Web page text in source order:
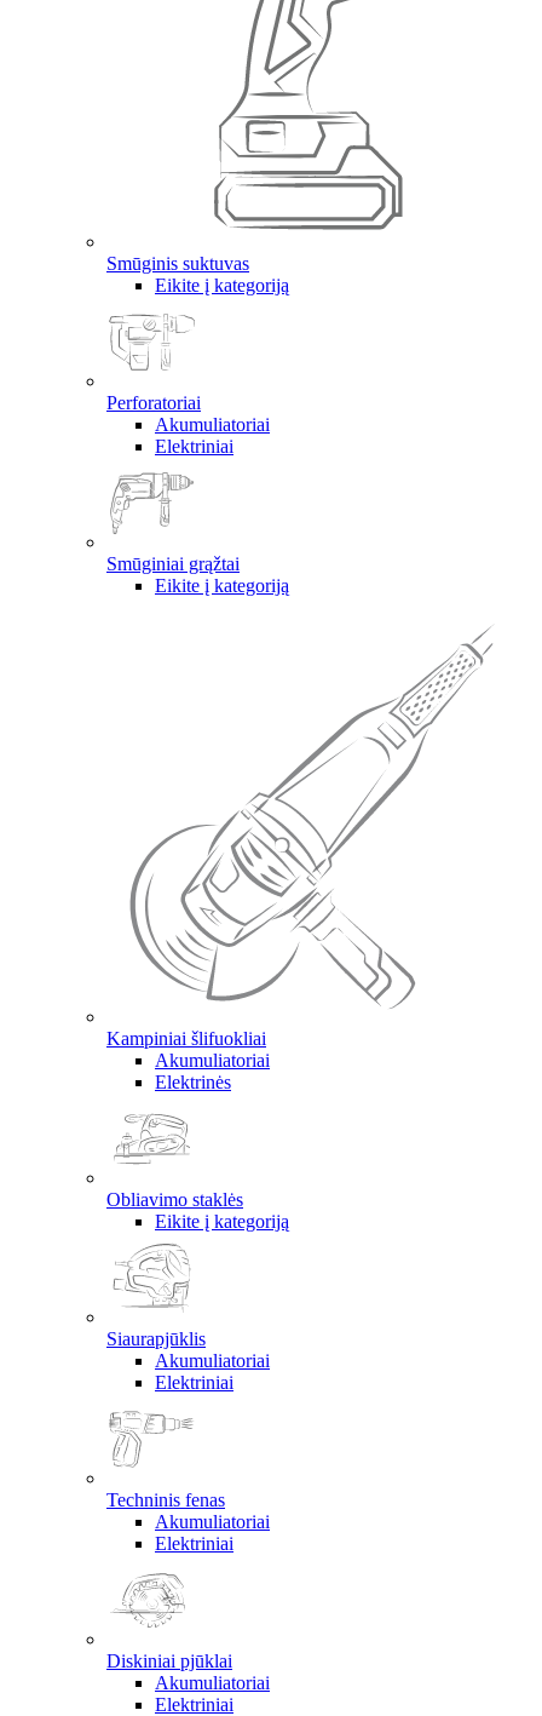
Smūginis suktuvas
Eikite į kategoriją
Perforatoriai
Akumuliatoriai
Elektriniai
Smūginiai grąžtai
Eikite į kategoriją
Kampiniai šlifuokliai
Akumuliatoriai
Elektrinės
Obliavimo staklės
Eikite į kategoriją
Siaurapjūklis
Akumuliatoriai
Elektriniai
Techninis fenas
Akumuliatoriai
Elektriniai
Diskiniai pjūklai
Akumuliatoriai
Elektriniai